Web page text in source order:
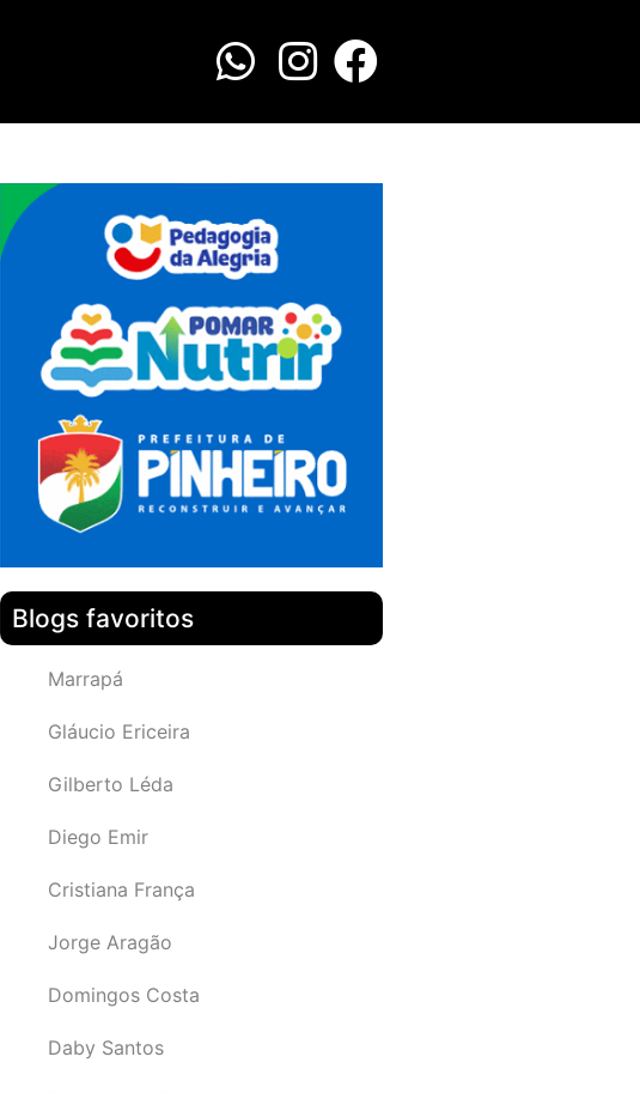
Blogs favoritos
Marrapá
Gláucio Ericeira
Gilberto Léda
Diego Emir
Cristiana França
Jorge Aragão
Domingos Costa
Daby Santos